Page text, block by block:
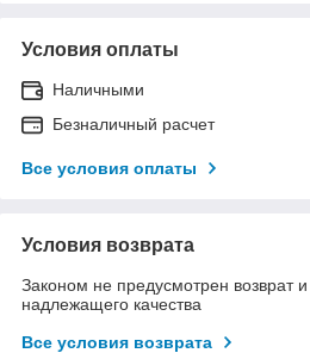
Условия оплаты
Наличными
Безналичный расчет
Все условия оплаты
Условия возврата
Законом не предусмотрен возврат
надлежащего качества
Все условия возврата